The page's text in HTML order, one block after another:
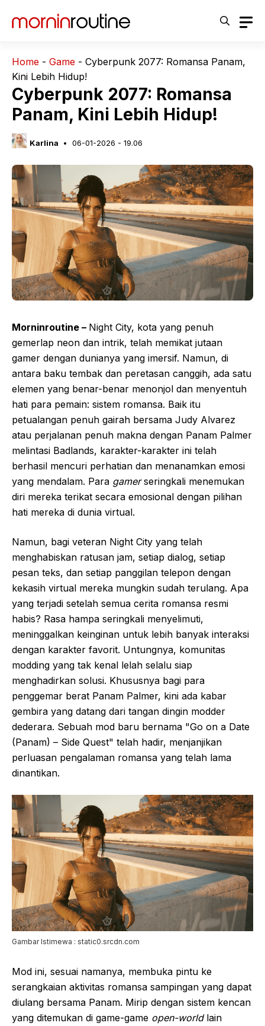
Home - Game - Cyberpunk 2077: Romansa Panam,
Kini Lebih Hidup!
Cyberpunk 2077: Romansa
Panam, Kini Lebih Hidup!
Karlina 06-01-2026 - 19.06
Morninroutine – Night City, kota yang penuh
gemerlap neon dan intrik, telah memikat jutaan
gamer dengan dunianya yang imersif. Namun, di
antara baku tembak dan peretasan canggih, ada satu
elemen yang benar-benar menonjol dan menyentuh
hati para pemain: sistem romansa. Baik itu
petualangan penuh gairah bersama Judy Alvarez
atau perjalanan penuh makna dengan Panam Palmer
melintasi Badlands, karakter-karakter ini telah
berhasil mencuri perhatian dan menanamkan emosi
yang mendalam. Para gamerseringkali menemukan
diri mereka terikat secara emosional dengan pilihan
hati mereka di dunia virtual.
Namun, bagi veteran Night City yang telah
menghabiskan ratusan jam, setiap dialog, setiap
pesan teks, dan setiap panggilan telepon dengan
kekasih virtual mereka mungkin sudah terulang. Apa
yang terjadi setelah semua cerita romansa resmi
habis? Rasa hampa seringkali menyelimuti,
meninggalkan keinginan untuk lebih banyak interaksi
dengan karakter favorit. Untungnya, komunitas
modding yang tak kenal lelah selalu siap
menghadirkan solusi. Khususnya bagi para
penggemar berat Panam Palmer, kini ada kabar
gembira yang datang dari tangan dingin modder
dederara. Sebuah mod baru bernama "Go on a Date
(Panam) – Side Quest" telah hadir, menjanjikan
perluasan pengalaman romansa yang telah lama
dinantikan.
Gambar Istimewa : static0.srcdn.com
Mod ini, sesuai namanya, membuka pintu ke
serangkaian aktivitas romansa sampingan yang dapat
diulang bersama Panam. Mirip dengan sistem kencan
yang ditemukan di game-game open-worldlain